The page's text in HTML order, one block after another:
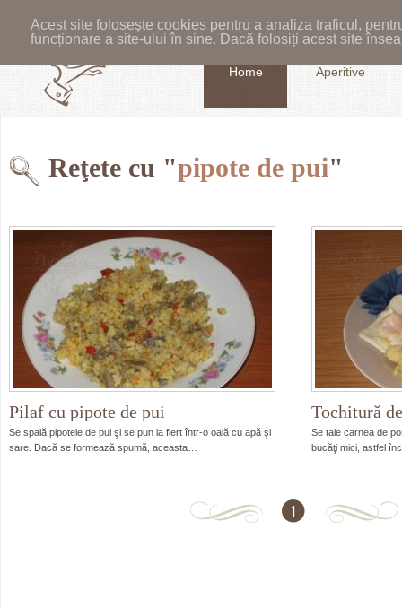
Acest site folosește cookies pentru a analiza traficul,
funcționare a site-ului în sine. Dacă folosiți acest site
Home Aperitive
Reţete cu "pipote de pui"
Pilaf cu pipote de pui
Se spală pipotele de pui şi se pun la fiert într-o oală cu apă şi
sare. Dacă se formează spumă, aceasta…
Tochitură
Se taie carnea de
bucăţi mici, astfel
1